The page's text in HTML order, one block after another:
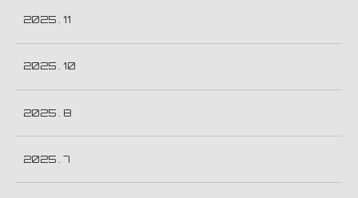
2025 . 11
2025 . 10
2025 . 8
2025 . 7